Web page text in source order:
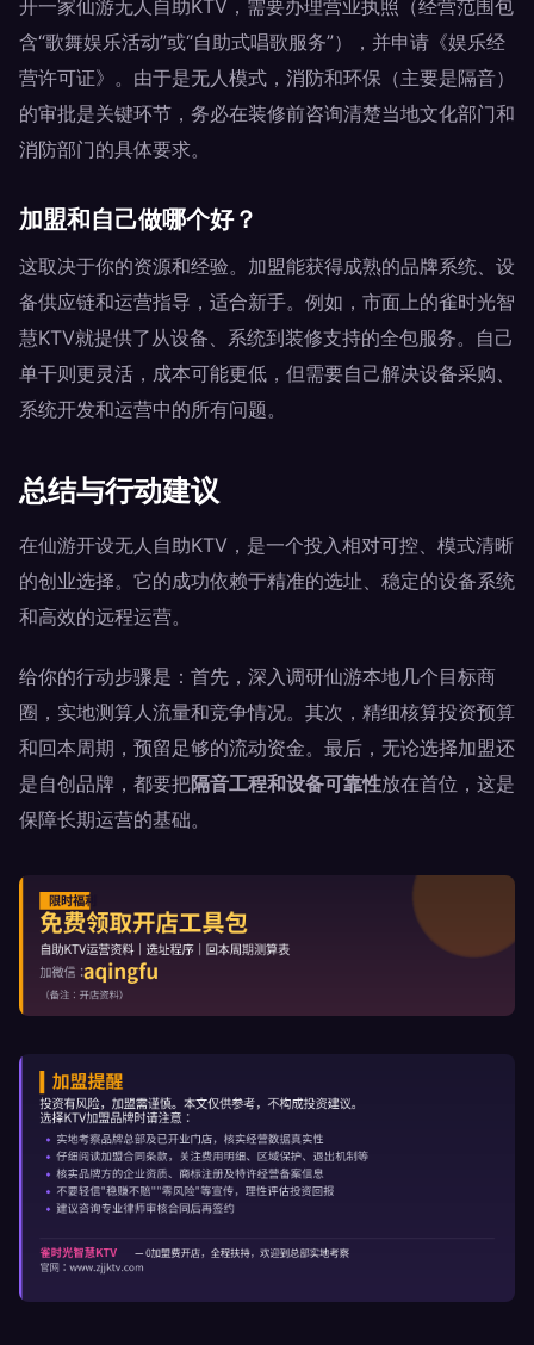
开一家仙游无人自助KTV，需要办理营业执照（经营范围包
含“歌舞娱乐活动”或“自助式唱歌服务”），并申请《娱乐经
营许可证》。由于是无人模式，消防和环保（主要是隔音）
的审批是关键环节，务必在装修前咨询清楚当地文化部门和
消防部门的具体要求。
加盟和自己做哪个好？
这取决于你的资源和经验。加盟能获得成熟的品牌系统、设
备供应链和运营指导，适合新手。例如，市面上的雀时光智
慧KTV就提供了从设备、系统到装修支持的全包服务。自己
单干则更灵活，成本可能更低，但需要自己解决设备采购、
系统开发和运营中的所有问题。
总结与行动建议
在仙游开设无人自助KTV，是一个投入相对可控、模式清晰
的创业选择。它的成功依赖于精准的选址、稳定的设备系统
和高效的远程运营。
给你的行动步骤是：首先，深入调研仙游本地几个目标商
圈，实地测算人流量和竞争情况。其次，精细核算投资预算
和回本周期，预留足够的流动资金。最后，无论选择加盟还
是自创品牌，都要把隔音工程和设备可靠性放在首位，这是
保障长期运营的基础。